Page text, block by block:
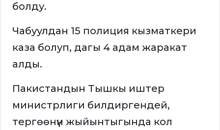
болду.
Чабуулдан 15 полиция кызматкери
каза болуп, дагы 4 адам жаракат
алды.
Пакистандын Тышкы иштер
министрлиги билдиргендей,
тергөөнүн жыйынтыгында кол